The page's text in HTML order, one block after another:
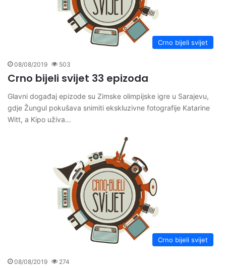
Crno bijeli svijet
08/08/2019 503
Crno bijeli svijet 33 epizoda
Glavni događaj epizode su Zimske olimpijske igre u Sarajevu,
gdje Žungul pokušava snimiti ekskluzivne fotografije Katarine
Witt, a Kipo uživa…
Crno bijeli svijet
08/08/2019 274